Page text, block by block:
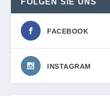
FOLGEN SIE UNS
FACEBOOK
INSTAGRAM